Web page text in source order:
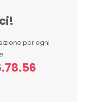
per ogni